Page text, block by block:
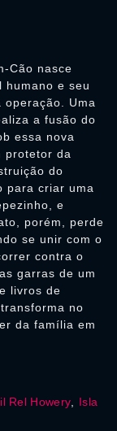
Cão nasce
humano e seu
Uma
a fusão do
essa nova
protetor da
do
para criar uma
e
porém, perde
se unir com o
contra o
garras de um
livros de
no
da família em
Rel Howery
Isla